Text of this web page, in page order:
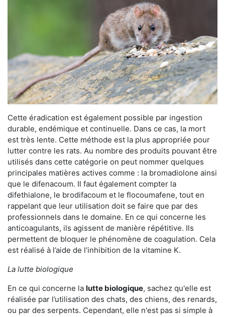
Cette éradication est également possible par ingestion
durable, endémique et continuelle. Dans ce cas, la mort
est très lente. Cette méthode est la plus appropriée pour
lutter contre les rats. Au nombre des produits pouvant être
utilisés dans cette catégorie on peut nommer quelques
principales matières actives comme : la bromadiolone ainsi
que le difenacoum. Il faut également compter la
difethialone, le brodifacoum et le flocoumafene, tout en
rappelant que leur utilisation doit se faire que par des
professionnels dans le domaine. En ce qui concerne les
anticoagulants, ils agissent de manière répétitive. Ils
permettent de bloquer le phénomène de coagulation. Cela
est réalisé à l’aide de l’inhibition de la vitamine K.
La lutte biologique
En ce qui concerne la lutte biologique, sachez qu'elle est
réalisée par l’utilisation des chats, des chiens, des renards,
ou par des serpents. Cependant, elle n'est pas si simple à